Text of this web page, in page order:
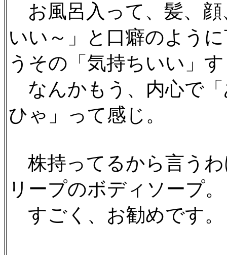
お風呂入って、髪、顔
いい～」と口癖のよう
うその「気持ちいい」
なんかもう、内心で
ひゃ」って感じ。
株持ってるから言う
リープのボディソープ。
すごく、お勧めです。